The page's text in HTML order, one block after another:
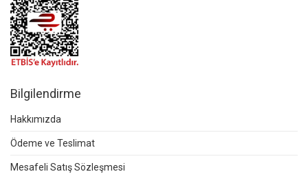
Bilgilendirme
Hakkımızda
Ödeme ve Teslimat
Mesafeli Satış Sözleşmesi